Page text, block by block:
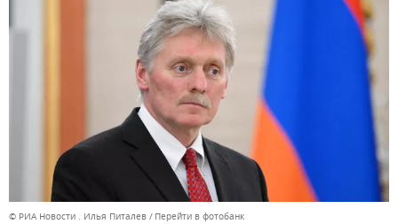
© РИА Новости . Илья Питалев Перейти в фотобанк